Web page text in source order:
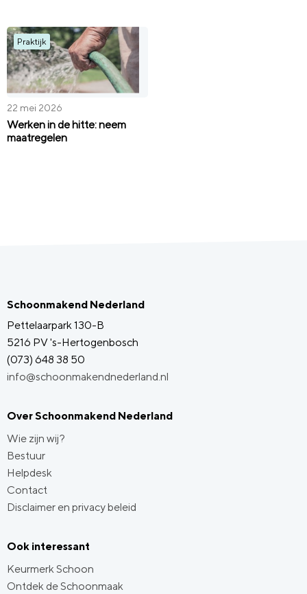
Praktijk
22 mei 2026
Werken in de hitte: neem
maatregelen
Schoonmakend Nederland
Pettelaarpark 130-B
5216 PV 's-Hertogenbosch
(073) 648 38 50
info@schoonmakendnederland.nl
Over Schoonmakend Nederland
Wie zijn wij?
Bestuur
Helpdesk
Contact
Disclaimer en privacy beleid
Ook interessant
Keurmerk Schoon
Ontdek de Schoonmaak